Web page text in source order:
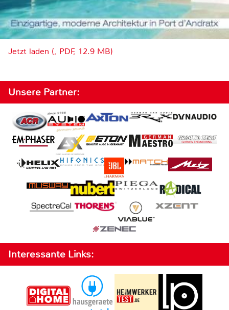
Jetzt laden (, PDF, 12.9 MB)
Unsere Partner:
Interessante Links: